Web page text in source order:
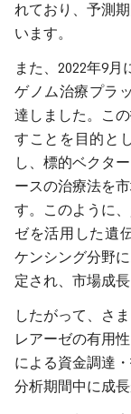
れており、予測
います。
また、2022年9月
ゲノム治療プラ
達しました。こ
すことを目的と
し、標的ベクタ
ースの治療法を
す。このように
ゼを活用した遺
ケンシング分野
定され、市場成
したがって、さ
レアーゼの有用
による資金調達
分析期間中に成